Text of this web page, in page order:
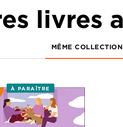
livres
MÊME COLLECTION
À PARAÎTRE